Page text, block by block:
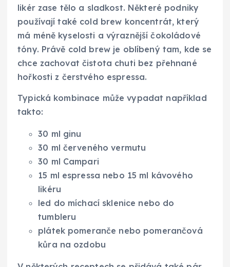
likér zase tělo a sladkost. Některé podniky
používají také cold brew koncentrát, který
má méně kyselosti a výraznější čokoládové
tóny. Právě cold brew je oblíbený tam, kde se
chce zachovat čistota chuti bez přehnané
hořkosti z čerstvého espressa.
Typická kombinace může vypadat například
takto:
30 ml ginu
30 ml červeného vermutu
30 ml Campari
15 ml espressa nebo 15 ml kávového
likéru
led do míchací sklenice nebo do
tumbleru
plátek pomeranče nebo pomerančová
kůra na ozdobu